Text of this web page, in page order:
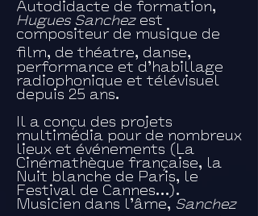
Autodidacte de formation,
Hugues Sanchezest
compositeur de musique de
film, de théatre, danse,
performance et d’habillage
radiophonique et télévisuel
depuis 25 ans.
Il a conçu des projets
multimédia pour de nombreux
lieux et événements (La
Cinémathèque française, la
Nuit blanche de Paris, le
Festival de Cannes…).
Musicien dans l’âme, Sanchez